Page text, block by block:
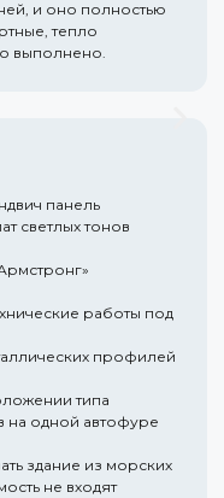
и оно полностью
тепло
выполнено.
панель
светлых тонов
работы под
профилей
типа
на одной автофуре
здание из морских
не входят